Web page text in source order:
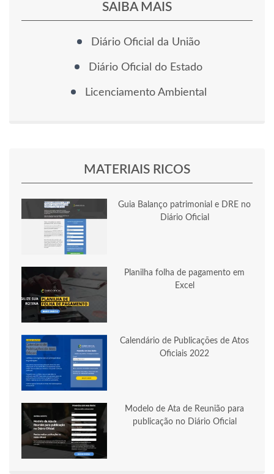
SAIBA MAIS
Diário Oficial da União
Diário Oficial do Estado
Licenciamento Ambiental
MATERIAIS RICOS
Guia Balanço patrimonial e DRE no
Diário Oficial
Planilha folha de pagamento em
Excel
Calendário de Publicações de Atos
Oficiais 2022
Modelo de Ata de Reunião para
publicação no Diário Oficial